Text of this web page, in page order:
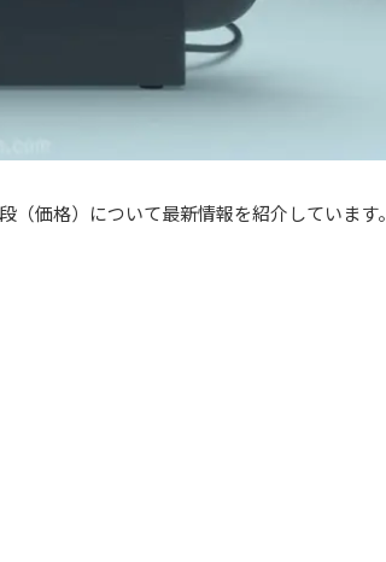
価格）について最新情報を紹介しています。